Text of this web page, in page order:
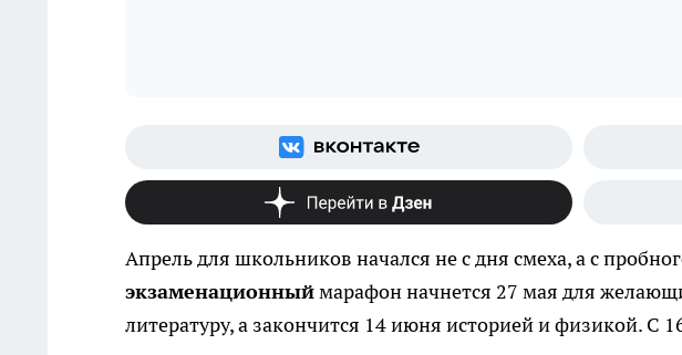
Апрель для школьников начался не с дня смеха, а с
экзаменационныймарафон начнется 27 мая для
литературу, а закончится 14 июня историей и физикой. С